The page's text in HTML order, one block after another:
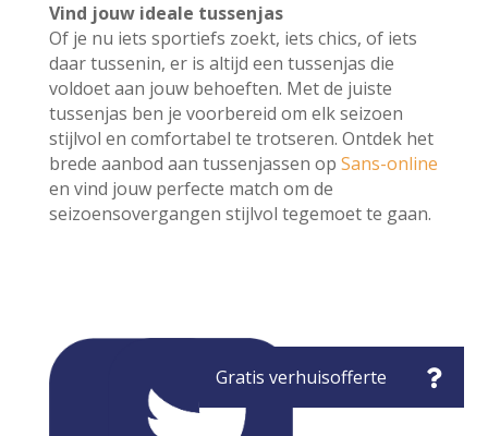
Vind jouw ideale tussenjas
Of je nu iets sportiefs zoekt, iets chics, of iets
daar tussenin, er is altijd een tussenjas die
voldoet aan jouw behoeften. Met de juiste
tussenjas ben je voorbereid om elk seizoen
stijlvol en comfortabel te trotseren. Ontdek het
brede aanbod aan tussenjassen op Sans-online
en vind jouw perfecte match om de
seizoensovergangen stijlvol tegemoet te gaan.